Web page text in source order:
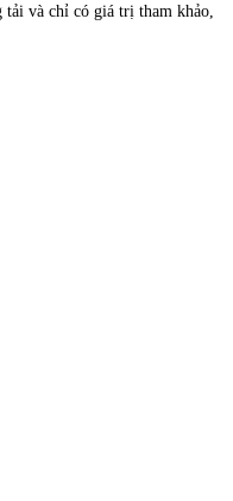
và chỉ có giá trị tham khảo,